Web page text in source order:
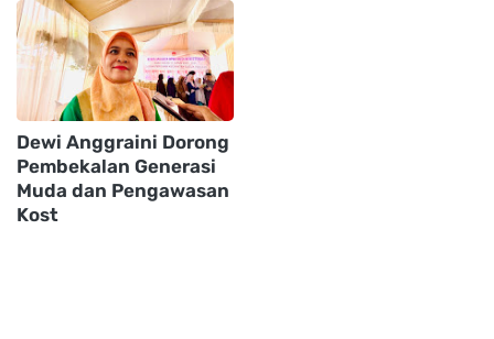
Dewi Anggraini Dorong
Pembekalan Generasi
Muda dan Pengawasan
Kost